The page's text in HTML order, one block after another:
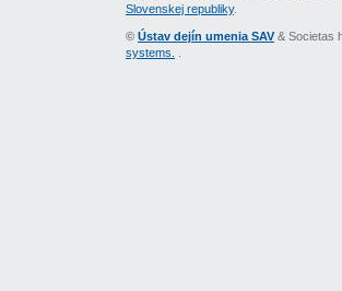
Slovenskej republiky.
© Ústav dejín umenia SAV & Societas
systems.